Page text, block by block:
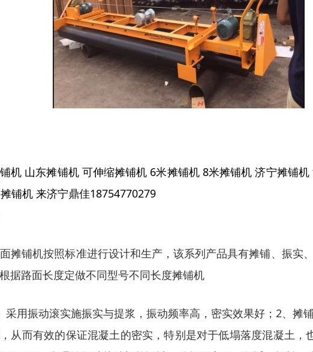
机 山东摊铺机 可伸缩摊铺机 6米摊铺机8米摊铺机 济宁摊铺机
铺机 来济宁鼎佳18754770279
摊铺机按照标准进行设计和生产，该系列产品具有摊铺、振实
据路面长度定做不同型号不同长度摊铺机
采用振动滚实施振实与提浆，振动频率高，密实效果好；2、摊
从而有效的保证混凝土的密实，特别是对于低塌落度混凝土，